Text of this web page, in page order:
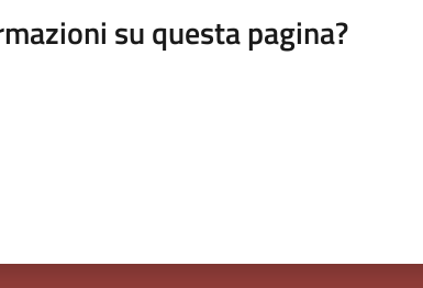
su questa pagina?